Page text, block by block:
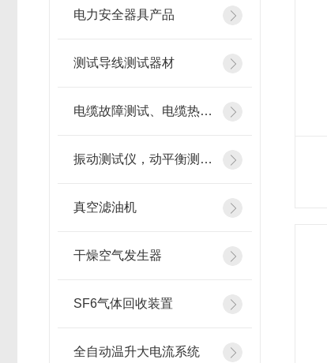
电力安全器具产品
测试导线测试器材
电缆故障测试、电缆热补机
振动测试仪，动平衡测试仪
真空滤油机
干燥空气发生器
SF6气体回收装置
全自动温升大电流系统